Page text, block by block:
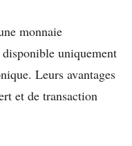
monnaie
uniquement
Leurs avantages
et de transaction